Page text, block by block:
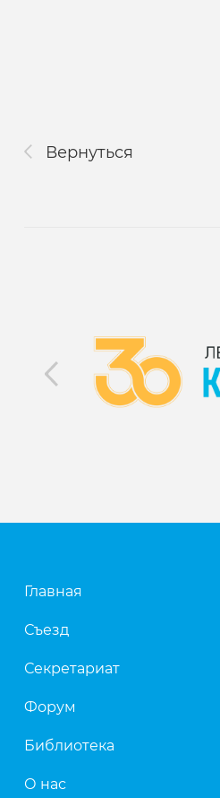
Вернуться
Главная
Съезд
Секретариат
Форум
Библиотека
О нас